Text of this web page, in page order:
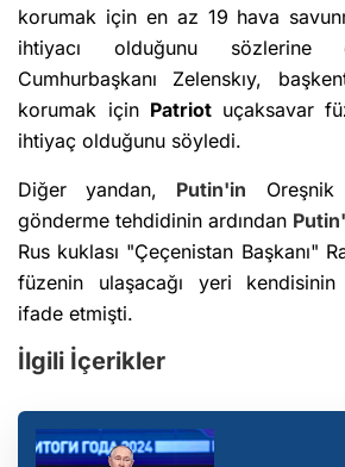
korumak için en az 19 hava
ihtiyacı olduğunu
Cumhurbaşkanı Zelenskıy,
korumak için Patriot uçaksavar
ihtiyaç olduğunu söyledi.
Diğer yandan, Putin'in Oreşnik
gönderme tehdidinin ardından
Rus kuklası "Çeçenistan Başkanı"
füzenin ulaşacağı yeri
ifade etmişti.
İlgili İçerikler